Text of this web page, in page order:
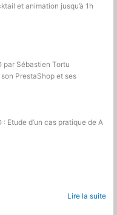
et animation jusqu’à 1h
par Sébastien Tortu
PrestaShop et ses
Etude d’un cas pratique de A
Lire la suite